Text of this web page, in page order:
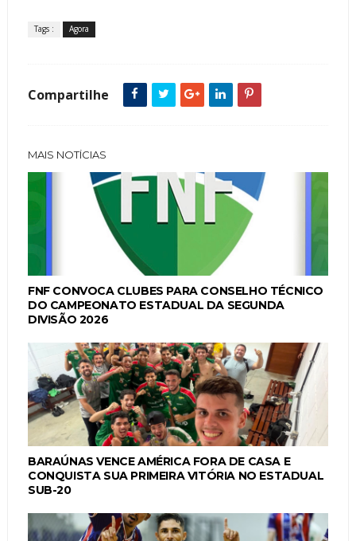
Tags : Agora
Compartilhe
MAIS NOTÍCIAS
FNF CONVOCA CLUBES PARA CONSELHO TÉCNICO
DO CAMPEONATO ESTADUAL DA SEGUNDA
DIVISÃO 2026
BARAÚNAS VENCE AMÉRICA FORA DE CASA E
CONQUISTA SUA PRIMEIRA VITÓRIA NO ESTADUAL
SUB-20